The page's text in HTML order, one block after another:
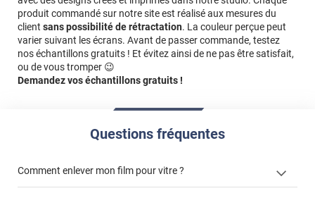
produit commandé sur notre site est réalisé aux mesures du
client sans possibilité de rétractation. La couleur perçue peut
varier suivant les écrans. Avant de passer commande, testez
nos échantillons gratuits ! Et évitez ainsi de ne pas être satisfait,
ou de vous tromper 😉
Demandez vos échantillons gratuits !
Questions fréquentes
Comment enlever mon film pour vitre ?